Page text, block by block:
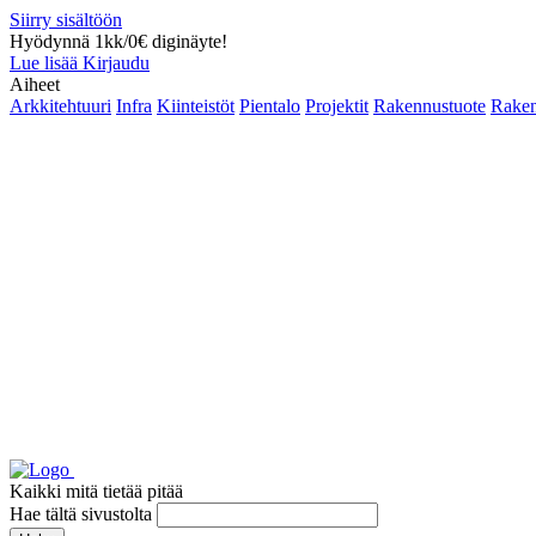
Siirry sisältöön
Hyödynnä 1kk/0€ diginäyte!
Lue lisää Kirjaudu
Aiheet
Arkkitehtuuri Infra Kiinteistöt Pientalo Projektit Rakennustuote
Kaikki mitä tietää pitää
Hae tältä sivustolta